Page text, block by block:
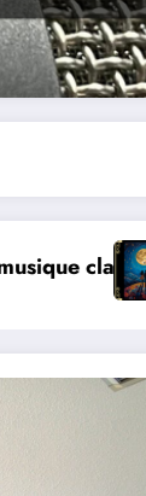
Prayssac